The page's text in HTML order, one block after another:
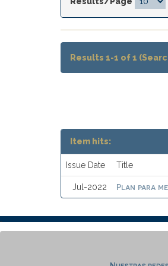
Results 1-1 of 1
Item hits:
Issue Date Title
Jul-2022 Plan para